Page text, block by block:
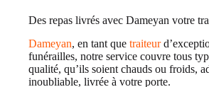
Des repas livrés avec Dameyan votre
Dameyan, en tant que traiteur
funérailles, notre service couvre tous
qualité, qu’ils soient chauds ou froids,
inoubliable, livrée à votre porte.